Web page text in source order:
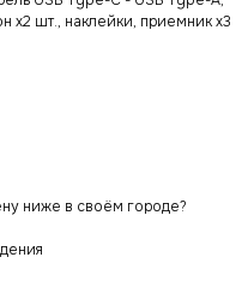
х2 шт., наклейки, приемник х3
ниже в своём городе?